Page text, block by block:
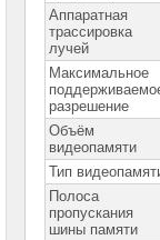
Активное
сетевое
оборудование
СХД
системы
хранения
данных
Компоненты
компьютеров
Аппаратная
трассировка
лучей
Максимальное
разрешение
Объём
видеопамяти
Тип
Полоса
пропускания
шины памяти